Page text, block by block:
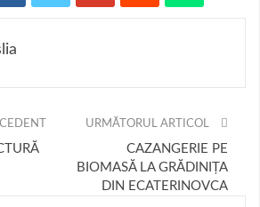
URMĂTORUL ARTICOL
CAZANGERIE PE
BIOMASĂ LA GRĂDINIȚA
DIN ECATERINOVCA